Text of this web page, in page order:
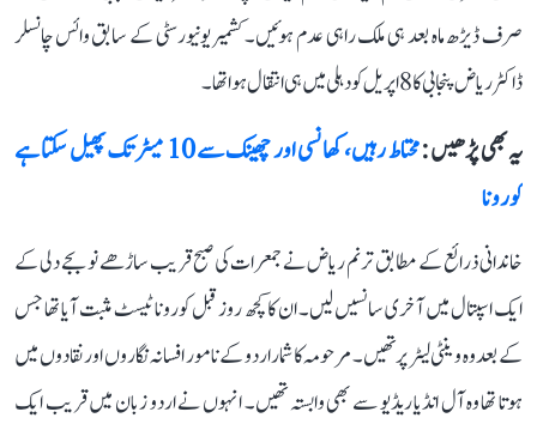
صرف ڈیڑھ ماہ بعد ہی ملک راہی عدم ہوئیں۔ کشمیر یونیورسٹی کے سابق وائس چانسلر
ڈاکٹر ریاض پنجابی کا 8 اپریل کو دہلی میں ہی انتقال ہوا تھا۔
یہ بھی پڑھیں :
محتاط رہیں، کھانسی اور چھینک سے 10 میٹر تک پھیل سکتا ہے
کورونا
خاندانی ذرائع کے مطابق ترنم ریاض نے جمعرات کی صبح قریب ساڑھے نو بجے دلی کے
ایک اسپتال میں آخری سانسیں لیں۔ ان کا کچھ روز قبل کورونا ٹیسٹ مثبت آیا تھا جس
کے بعد وہ وینٹی لیٹر پر تھیں۔ مرحومہ کا شمار اردو کے نامور افسانہ نگاروں اور نقادوں میں
ہوتا تھا وہ آل انڈیا ریڈیو سے بھی وابستہ تھیں۔ انہوں نے اردو زبان میں قریب ایک